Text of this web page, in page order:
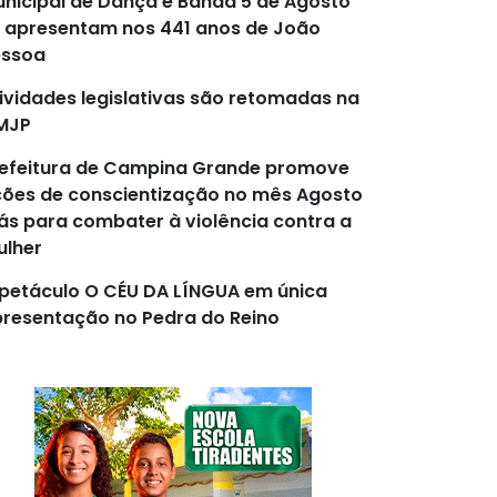
apresentam nos 441 anos de João
legislativas são retomadas na
de Campina Grande promove
de conscientização no mês Agosto
para combater à violência contra a
O CÉU DA LÍNGUA em única
no Pedra do Reino